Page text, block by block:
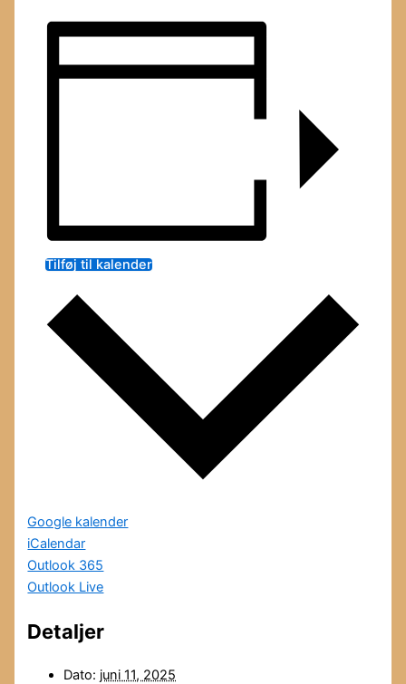
Tilføj til kalender
Google kalender
iCalendar
Outlook 365
Outlook Live
Detaljer
Dato: juni 11, 2025